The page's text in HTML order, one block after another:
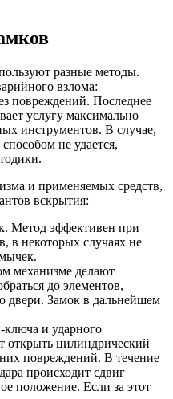
разные методы.
взлома:
повреждений. Последнее
услугу максимально
инструментов. В случае,
не удается,
и применяемых средств,
вскрытия:
Метод эффективен при
в некоторых случаях не
механизме делают
до элементов,
двери. Замок в дальнейшем
и ударного
открыть цилиндрический
повреждений. В течение
происходит сдвиг
положение. Если за этот